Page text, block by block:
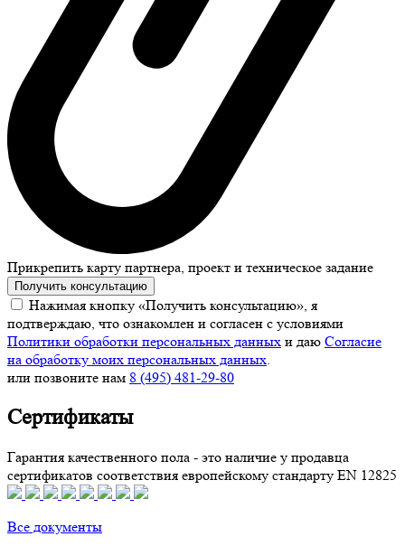
Прикрепить карту партнера, проект и техническое задание
Получить консультацию
Нажимая кнопку «Получить консультацию», я
подтверждаю, что ознакомлен и согласен с условиями
Политики обработки персональных данных и даю Согласие
на обработку моих персональных данных.
или позвоните нам 8 (495) 481-29-80
Сертификаты
Гарантия качественного пола - это наличие у продавца
сертификатов соответствия европейскому стандарту EN 12825
Все документы